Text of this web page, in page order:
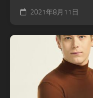
2021年8月11日